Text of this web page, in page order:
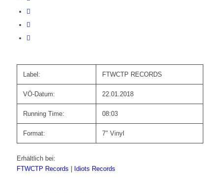
Label: FTWCTP RECORDS
VÖ-Datum: 22.01.2018
Running Time: 08:03
Format: 7″ Vinyl
Erhältlich bei:
FTWCTP Records
Idiots Records